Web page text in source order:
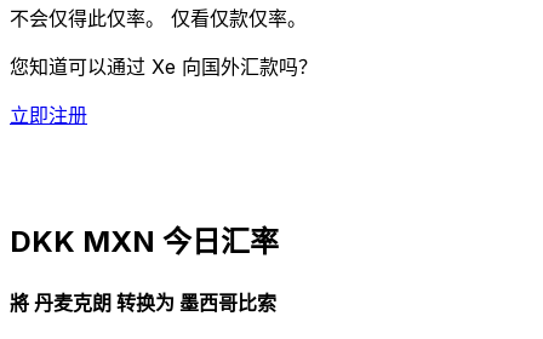
不会仅得此仅率。 仅看仅款仅率。
您知道可以通过 Xe 向国外汇款吗？
立即注册
DKK MXN 今日汇率
將 丹麦克朗 转换为 墨西哥比索